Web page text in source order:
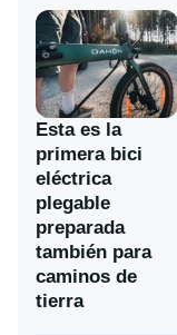
Esta es la
primera bici
eléctrica
plegable
preparada
también para
caminos de
tierra